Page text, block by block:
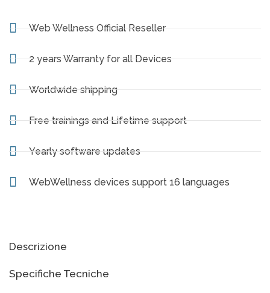
Web Wellness Official Reseller
2 years Warranty for all Devices
Worldwide shipping
Free trainings and Lifetime support
Yearly software updates
WebWellness devices support 16 languages
Descrizione
Specifiche Tecniche